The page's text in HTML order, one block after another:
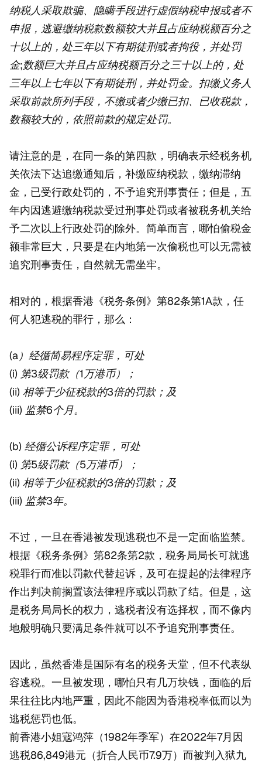
纳税人采取欺骗、隐瞒手段进行虚假纳税申报或者不
申报，逃避缴纳税款数额较大并且占应纳税额百分之
十以上的，处三年以下有期徒刑或者拘役，并处罚
金;数额巨大并且占应纳税额百分之三十以上的，处
三年以上七年以下有期徒刑，并处罚金。扣缴义务人
采取前款所列手段，不缴或者少缴已扣、已收税款，
数额较大的，依照前款的规定处罚。
请注意的是，在同一条的第四款，明确表示经税务机
关依法下达追缴通知后，补缴应纳税款，缴纳滞纳
金，已受行政处罚的，不予追究刑事责任；但是，五
年内因逃避缴纳税款受过刑事处罚或者被税务机关给
予二次以上行政处罚的除外。简单而言，哪怕偷税金
额非常巨大，只要是在内地第一次偷税也可以无需被
追究刑事责任，自然就无需坐牢。
相对的，根据香港《税务条例》第82条第1A款，任
何人犯逃税的罪行，那么：
(a）经循简易程序定罪，可处
(i) 第3级罚款（1万港币）；
(ii) 相等于少征税款的3倍的罚款；及
(iii) 监禁6个月。
(b) 经循公诉程序定罪，可处
(i) 第5级罚款（5万港币）；
(ii) 相等于少征税款的3倍的罚款；及
(iii) 监禁3年。
不过，一旦在香港被发现逃税也不是一定面临监禁。
根据《税务条例》第82条第2款，税务局局长可就逃
税罪行而准以罚款代替起诉，及可在提起的法律程序
作出判决前搁置该法律程序或以罚款了结。但是，这
是税务局局长的权力，逃税者没有选择权，而不像内
地般明确只要满足条件就可以不予追究刑事责任。
因此，虽然香港是国际有名的税务天堂，但不代表纵
容逃税。一旦被发现，哪怕只有几万块钱，面临的后
果往往比内地严重，因此不能因为香港税率低而以为
逃税惩罚也低。
前香港小姐寇鸿萍（1982年季军）在2022年7月因
逃税86,849港元（折合人民币7.9万）而被判入狱九